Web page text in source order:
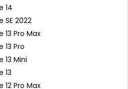
14
SE 2022
13 Pro Max
13 Pro
13 Mini
13
12 Pro Max